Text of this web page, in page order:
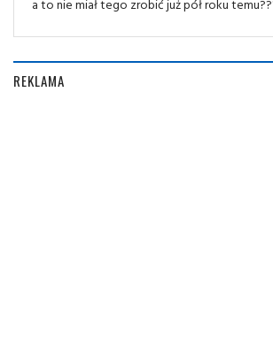
REKLAMA